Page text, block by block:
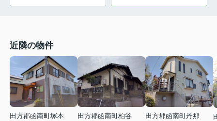
近隣の物件
田方郡函南町塚本
田方郡函南町柏谷
田方郡函南町丹那